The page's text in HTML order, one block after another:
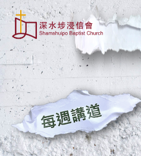
移
至
主
內
容